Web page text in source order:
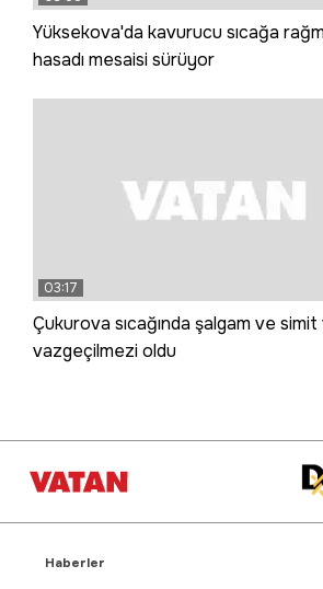
Yüksekova'da kavurucu sıcağa
hasadı mesaisi sürüyor
03:17
Çukurova sıcağında şalgam ve simit
vazgeçilmezi oldu
Haberler